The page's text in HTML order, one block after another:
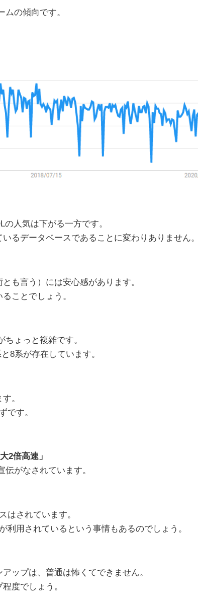
の傾向です。
人気は下がる一方です。
るデータベースであることに変わりありません。
も言う）には安心感があります。
ことでしょう。
ょっと複雑です。
8系が存在しています。
。
です。
2倍高速」
がなされています。
はされています。
利用されているという事情もあるのでしょう。
ップは、普通は怖くてできません。
度でしょう。